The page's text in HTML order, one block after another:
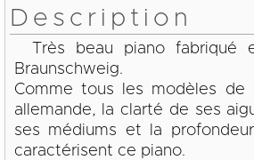
Description
Très beau piano fabriqué
Braunschweig.
Comme tous les modèles de
allemande, la clarté de ses
ses médiums et la
caractérisent ce piano.